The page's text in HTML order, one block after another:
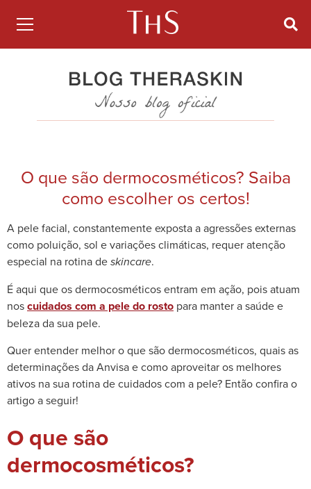
O que são dermocosméticos? Saiba
como escolher os certos!
A pele facial, constantemente exposta a agressões externas
como poluição, sol e variações climáticas, requer atenção
especial na rotina de skincare.
É aqui que os dermocosméticos entram em ação, pois atuam
noscuidados com a pele do rosto para manter a saúde e
beleza da sua pele.
Quer entender melhor o que são dermocosméticos, quais as
determinações da Anvisa e como aproveitar os melhores
ativos na sua rotina de cuidados com a pele? Então confira o
artigo a seguir!
O que são
dermocosméticos?